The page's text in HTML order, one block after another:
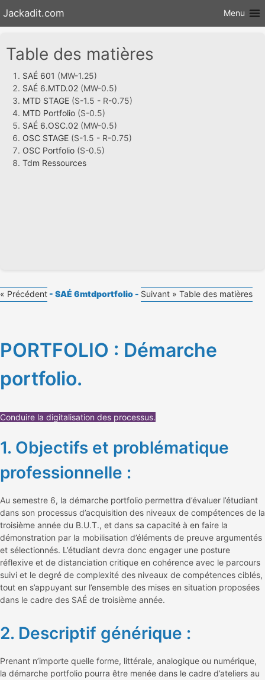
Aller au
Jackadit.com Menu
Table des matières
SAÉ 601 (MW-1.25)
SAÉ 6.MTD.02 (MW-0.5)
MTD STAGE (S-1.5 - R-0.75)
MTD Portfolio (S-0.5)
SAÉ 6.OSC.02 (MW-0.5)
OSC STAGE (S-1.5 - R-0.75)
OSC Portfolio (S-0.5)
Tdm Ressources
« Précédent - SAÉ 6mtdportfolio - Suivant » Table des matières
PORTFOLIO : Démarche
portfolio.
Conduire la digitalisation des processus.
1. Objectifs et problématique
professionnelle :
Au semestre 6, la démarche portfolio permettra d’évaluer l’étudiant
dans son processus d’acquisition des niveaux de compétences de la
troisième année du B.U.T., et dans sa capacité à en faire la
démonstration par la mobilisation d’éléments de preuve argumentés
et sélectionnés. L’étudiant devra donc engager une posture
réflexive et de distanciation critique en cohérence avec le parcours
suivi et le degré de complexité des niveaux de compétences ciblés,
tout en s’appuyant sur l’ensemble des mises en situation proposées
dans le cadre des SAÉ de troisième année.
2. Descriptif générique :
Prenant n’importe quelle forme, littérale, analogique ou numérique,
la démarche portfolio pourra être menée dans le cadre d’ateliers au